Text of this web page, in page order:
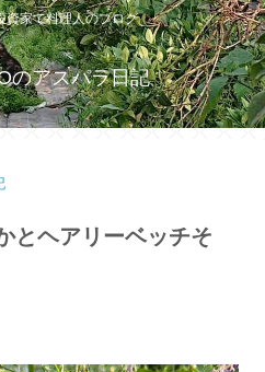
資家で料理人のブログ
のアスパラ日記
とヘアリーベッチそ